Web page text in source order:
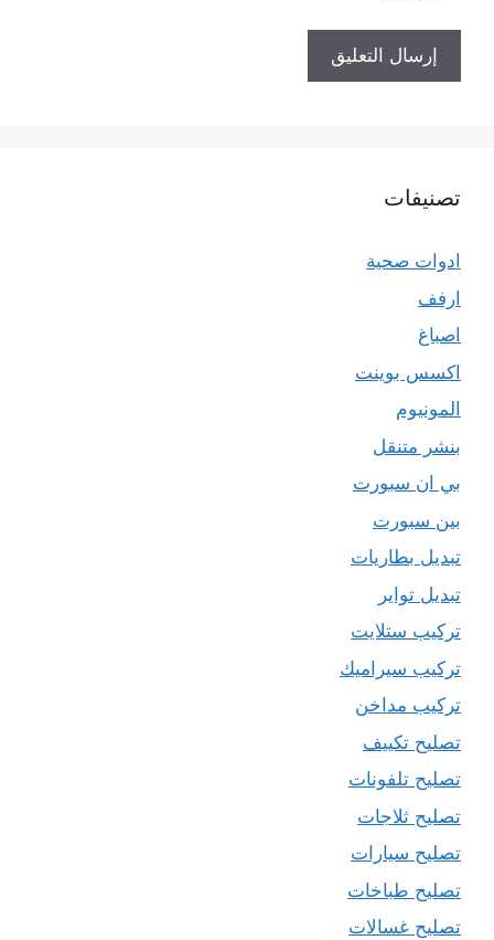
تصنيفات
ادوات صحية
ارفف
اصباغ
اكسس بوينت
المونيوم
بنشر متنقل
بي ان سبورت
بين سبورت
تبديل بطاريات
تبديل تواير
تركيب ستلايت
تركيب سيراميك
تركيب مداخن
تصليح تكييف
تصليح تلفونات
تصليح ثلاجات
تصليح سيارات
تصليح طباخات
تصليح غسالات